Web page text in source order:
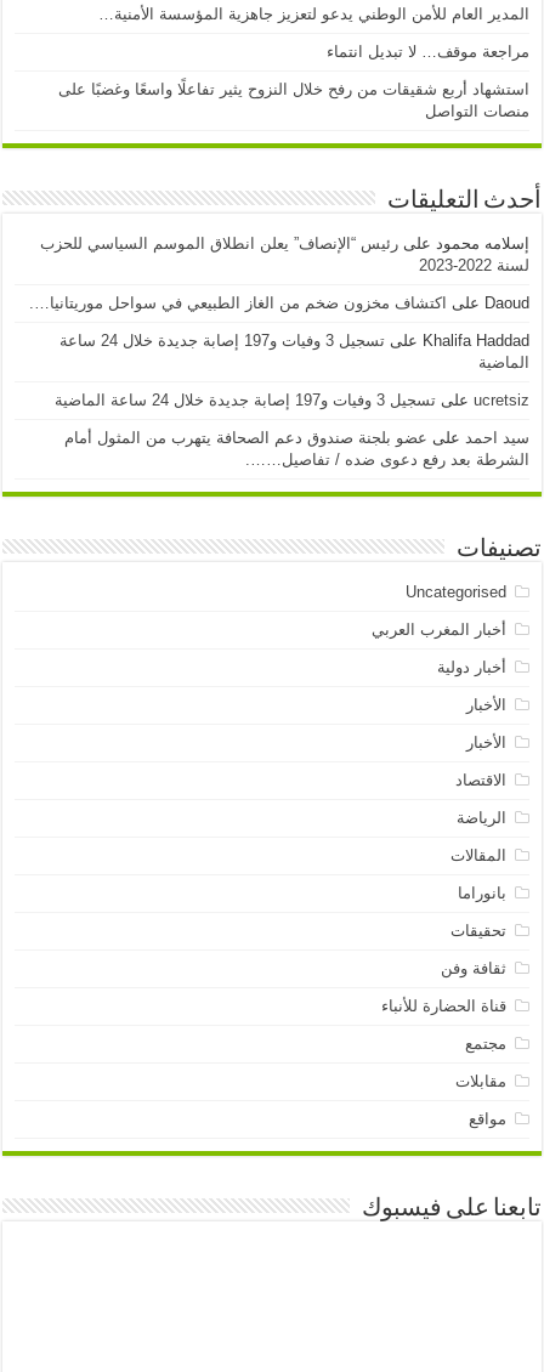
المدير العام للأمن الوطني يدعو لتعزيز جاهزية المؤسسة الأمنية…
مراجعة موقف… لا تبديل انتماء
استشهاد أربع شقيقات من رفح خلال النزوح يثير تفاعلًا واسعًا وغضبًا على
منصات التواصل
أحدث التعليقات
إسلامه محمود علىرئيس “الإنصاف” يعلن انطلاق الموسم السياسي للحزب
لسنة 2022-2023
Daoud على اكتشاف مخزون ضخم من الغاز الطبيعي في سواحل موريتانيا….
Khalifa Haddad على
تسجيل 3 وفيات و197 إصابة جديدة خلال 24 ساعة
الماضية
ucretsiz علىتسجيل 3 وفيات و197 إصابة جديدة خلال 24 ساعة الماضية
سيد احمد على عضو بلجنة صندوق دعم الصحافة يتهرب من المثول أمام
الشرطة بعد رفع دعوى ضده / تفاصيل…….
تصنيفات
Uncategorised
أخبار المغرب العربي
أخبار دولية
الأخبار
الأخبار
الاقتصاد
الرياضة
المقالات
بانوراما
تحقيقات
ثقافة وفن
قناة الحضارة للأنباء
مجتمع
مقابلات
مواقع
تابعنا على فيسبوك